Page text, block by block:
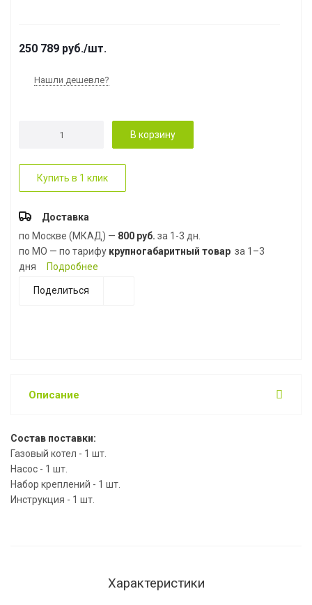
250 789 руб./шт.
Нашли дешевле?
В корзину
Купить в 1 клик
Доставка
по Москве (МКАД) — 800 руб. за 1-3 дн.
по МО — по тарифу крупногабаритный товар за 1–3
дня
Подробнее
Поделиться
Описание
Состав поставки:
Газовый котел - 1 шт.
Насос - 1 шт.
Набор креплений - 1 шт.
Инструкция - 1 шт.
Характеристики